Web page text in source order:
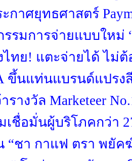
กาศยุทธศาสตร์
รรมการจ่ายแบบใหม่
ไทย! แตะจ่ายได้ ไม่ต้
ขึ้นแท่นแบรนด์แปร
างวัล Marketeer
เชื่อมั่นผู้บริโภคกว่า
“ชา กาแฟ ตรา พยั